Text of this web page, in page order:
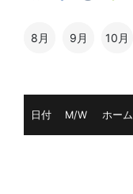
8月 9月 10月
日付 M/W ホーム